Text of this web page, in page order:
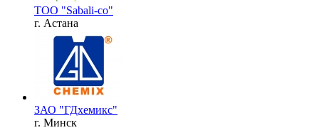
ТОО "Sabali-co"
г. Астана
ЗАО "ГДхемикс"
г. Минск